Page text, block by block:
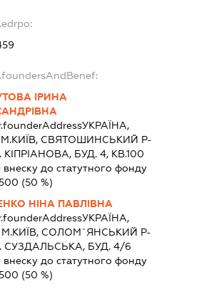
ІРИНА
УКРАЇНА,
М.КИЇВ, СВЯТОШИНСЬКИЙ Р-
КІПРІАНОВА, БУД. 4, КВ.100
внеску до статутного фонду
(50 %)
НІНА ПАВЛІВНА
УКРАЇНА,
М.КИЇВ, СОЛОМ`ЯНСЬКИЙ Р-
СУЗДАЛЬСЬКА, БУД. 4/6
внеску до статутного фонду
(50 %)